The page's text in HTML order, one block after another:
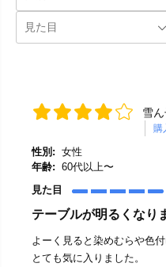
雪
購
性別: 女性
年齢: 60代以上〜
見た目
テーブルが明るくなり
よーく見ると染めむらや色
とても気に入りました。